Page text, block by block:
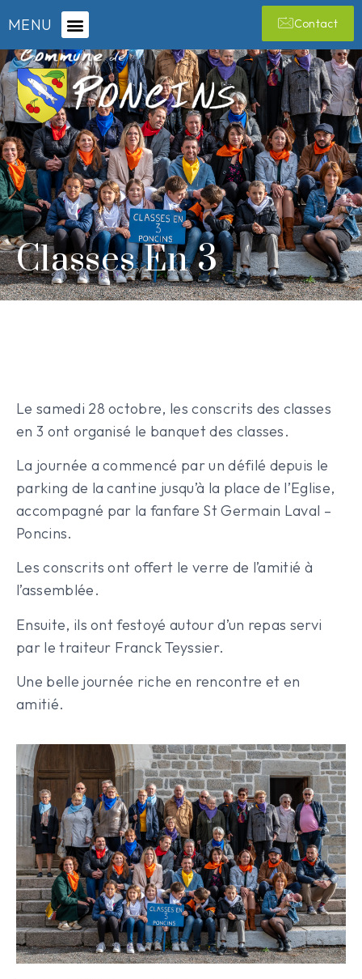
MENU Contact
Classes En 3
Le samedi 28 octobre, les conscrits des classes
en 3 ont organisé le banquet des classes.
La journée a commencé par un défilé depuis le
parking de la cantine jusqu’à la place de l’Eglise,
accompagné par la fanfare St Germain Laval –
Poncins.
Les conscrits ont offert le verre de l’amitié à
l’assemblée.
Ensuite, ils ont festoyé autour d’un repas servi
par le traiteur Franck Teyssier.
Une belle journée riche en rencontre et en
amitié.